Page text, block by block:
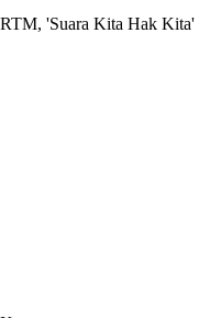
RTM, 'Suara Kita Hak Kita'